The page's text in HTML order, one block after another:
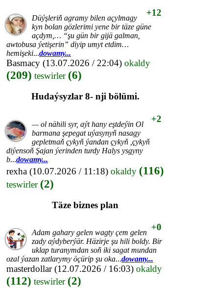
+12
Düýşleriň agramy bilen açylmagy
kyn bolan gözlerimi yene bir täze güne
açdym,… “şu gün bir gijä galman,
awtobusa ýetişerin” diyip umyt etdim…
hemişeki...dowamy...
Basmacy (13.07.2026 / 22:04) okaldy
(209) teswirler (6)
Hudaýsyzlar 8- nji bölümi.
+2
— ol nähili syr, aýt hany eştdeýin Ol
barmana şepegat uýasynyň nasagy
gepletmaň çykyň ýandan çykyň ,çykyň
diýensoň Şajan ýerinden turdy Halys ysgyny
b...dowamy...
rexha (10.07.2026 / 11:18) okaldy (116)
teswirler (2)
Täze biznes plan
+0
Adam gahary gelen wagty çem gelen
zady aýdyberýär. Häzirje şu hili boldy. Bir
uklap turanymdan soň iki sagat mundan
ozal ýazan zatlarymy öçürip şu oka...dowamy...
masterdollar(12.07.2026 / 16:03) okaldy
(112) teswirler (2)